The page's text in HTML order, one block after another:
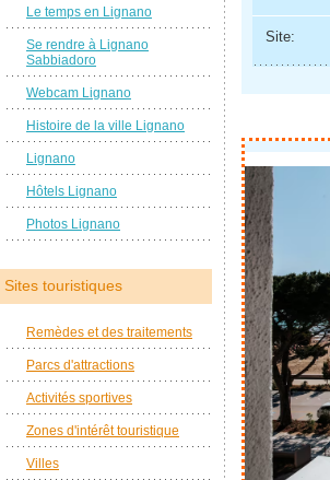
Site:
Le temps en Lignano
Se rendre à Lignano
Sabbiadoro
Webcam Lignano
Histoire de la ville Lignano
Lignano
Hôtels Lignano
Photos Lignano
Sites touristiques
Remèdes et des traitements
Parcs d'attractions
Activités sportives
Zones d'intérêt touristique
Villes